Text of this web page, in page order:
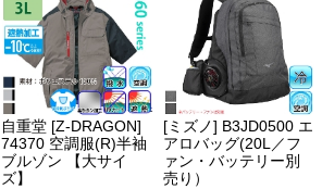
自重堂 [Z-DRAGON]
74370 空調服(R)半袖
ブルゾン 【大サイ
ズ】
[ミズノ] B3JD0500 エ
アロバッグ(20L／フ
ァン・バッテリー別
売り）